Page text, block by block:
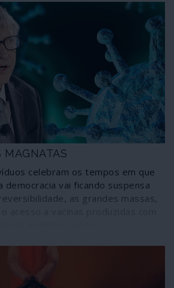
não foram criados para fazer
portanto, de passar muito tempo
todas as vertentes da pandemia
efeitos sobre a formatação
E o mais certo é sermos
inevitabilidade das consequências
dada a possibilidade de conhecer
começou e se desenvolveu,
do “vírus de Wuhan” – que já
do mundo antes de ser
– até à gigantesca campanha de
paralelamente à declaração de
MAGNATAS
celebram os tempos em que
democracia vai ficando suspensa
as grandes massas,